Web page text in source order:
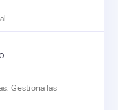
Gestiona las